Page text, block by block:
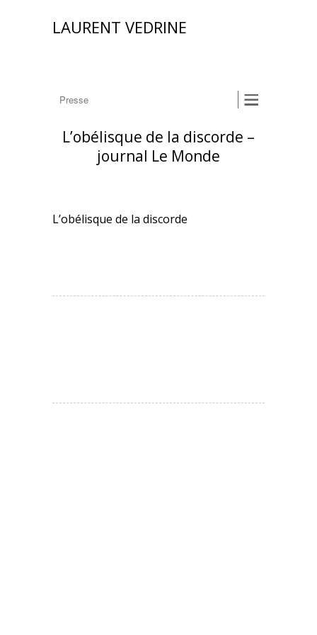
LAURENT VEDRINE
L’obélisque de la discorde –
journal Le Monde
L’obélisque de la discorde